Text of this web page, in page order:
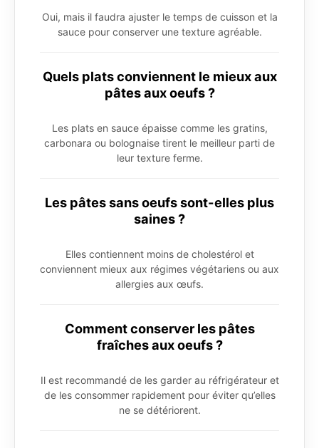
Oui, mais il faudra ajuster le temps de cuisson et la
sauce pour conserver une texture agréable.
Quels plats conviennent le mieux aux
pâtes aux oeufs ?
Les plats en sauce épaisse comme les gratins,
carbonara ou bolognaise tirent le meilleur parti de
leur texture ferme.
Les pâtes sans oeufs sont-elles plus
saines ?
Elles contiennent moins de cholestérol et
conviennent mieux aux régimes végétariens ou aux
allergies aux œufs.
Comment conserver les pâtes
fraîches aux oeufs ?
Il est recommandé de les garder au réfrigérateur et
de les consommer rapidement pour éviter qu’elles
ne se détériorent.